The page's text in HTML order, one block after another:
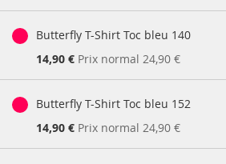
images
gallery
groupésButterfly T-Shirt Toc bleu 140
Prix
14,90 € Prix normal 24,90 €
Butterfly T-Shirt Toc bleu 152
Prix
14,90 € Prix normal 24,90 €